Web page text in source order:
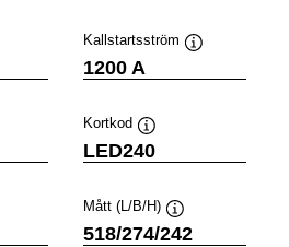
Kallstartsström
1200 A
Kortkod
Verktygstips
LED240
Mått (L/B/H)
Verktygstips
518/274/242